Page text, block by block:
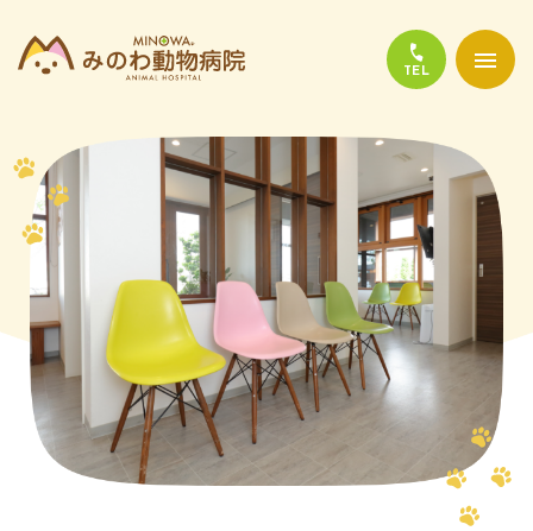
当院について
診療について
かかりやすい代表的な病気
よくある質問